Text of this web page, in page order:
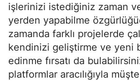
işlerinizi istediğiniz zaman
yerden yapabilme
zamanda farklı projelerde
kendinizi geliştirme ve yeni
edinme fırsatı da
platformlar aracılığıyla